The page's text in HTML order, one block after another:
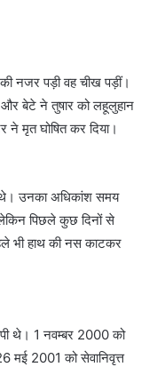
नजर पड़ी वह चीख पड़ीं।
बेटे ने तुषार को लहूलुहान
मृत घोषित कर दिया।
थे। उनका अधिकांश समय
लेकिन पिछले कुछ दिनों से
भी हाथ की नस काटकर
थे। 1 नवम्बर 2000 को
मई 2001 को सेवानिवृत्त